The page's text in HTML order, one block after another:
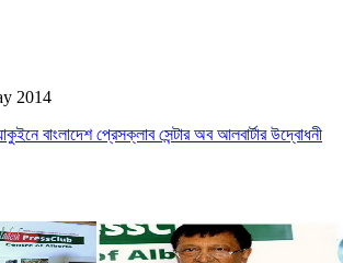
2014
বাংলাদেশ প্রেসক্লাব সেন্টার অব আলবার্টার উদ্বোধনী